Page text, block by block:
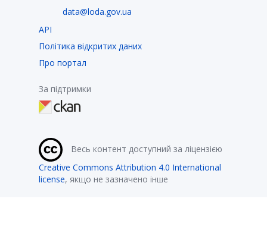
data@loda.gov.ua
API
Політика відкритих даних
Про портал
За підтримки
Весь контент доступний за ліцензією
Creative Commons Attribution 4.0 International
license, якщо не зазначено інше